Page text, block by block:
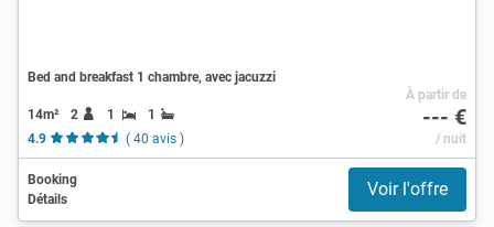
Bed and breakfast 1 chambre, avec jacuzzi
14m² 2 1
1
4.9
( 40 avis )
À partir de
--- €
/ nuit
Booking
Détails
Voir l'offre